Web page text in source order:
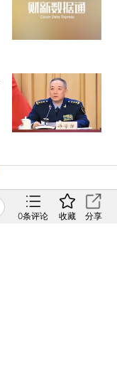
0条评论 收藏 分享